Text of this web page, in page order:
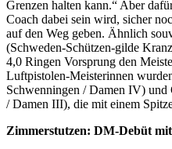
Grenzen halten kann.“ Aber
Coach dabei sein wird, sicher
auf den Weg geben. Ähnlich
(Schweden-Schützen-gilde
4,0 Ringen Vorsprung den
Luftpistolen-Meisterinnen
Schwenningen / Damen IV) und
/ Damen III), die mit einem
Zimmerstutzen: DM-Debüt